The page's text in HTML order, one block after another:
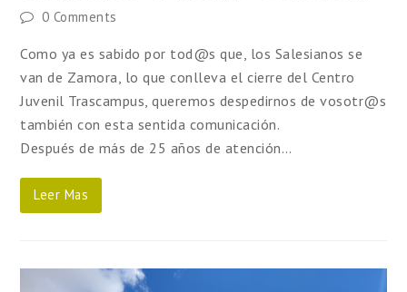
0 Comments
Como ya es sabido por tod@s que, los Salesianos se
van de Zamora, lo que conlleva el cierre del Centro
Juvenil Trascampus, queremos despedirnos de vosotr@s
también con esta sentida comunicación.
Después de más de 25 años de atención…
Leer Mas